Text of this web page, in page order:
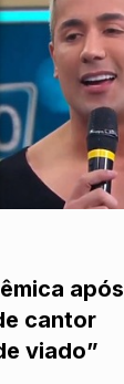
após
cantor
viado”